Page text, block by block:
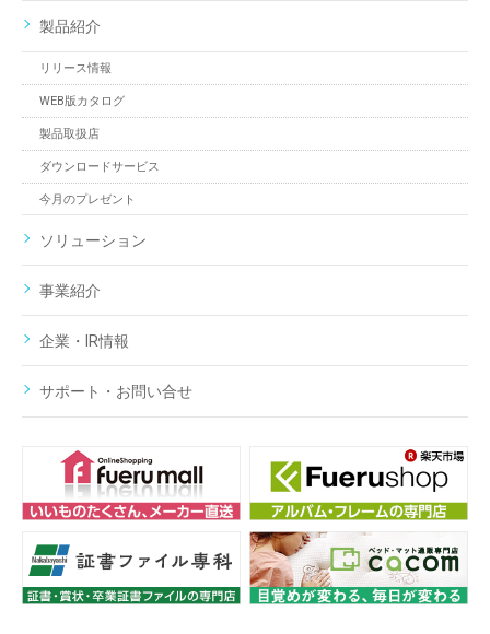
製品紹介
リリース情報
WEB版カタログ
製品取扱店
ダウンロードサービス
今月のプレゼント
ソリューション
事業紹介
企業・IR情報
サポート・お問い合せ